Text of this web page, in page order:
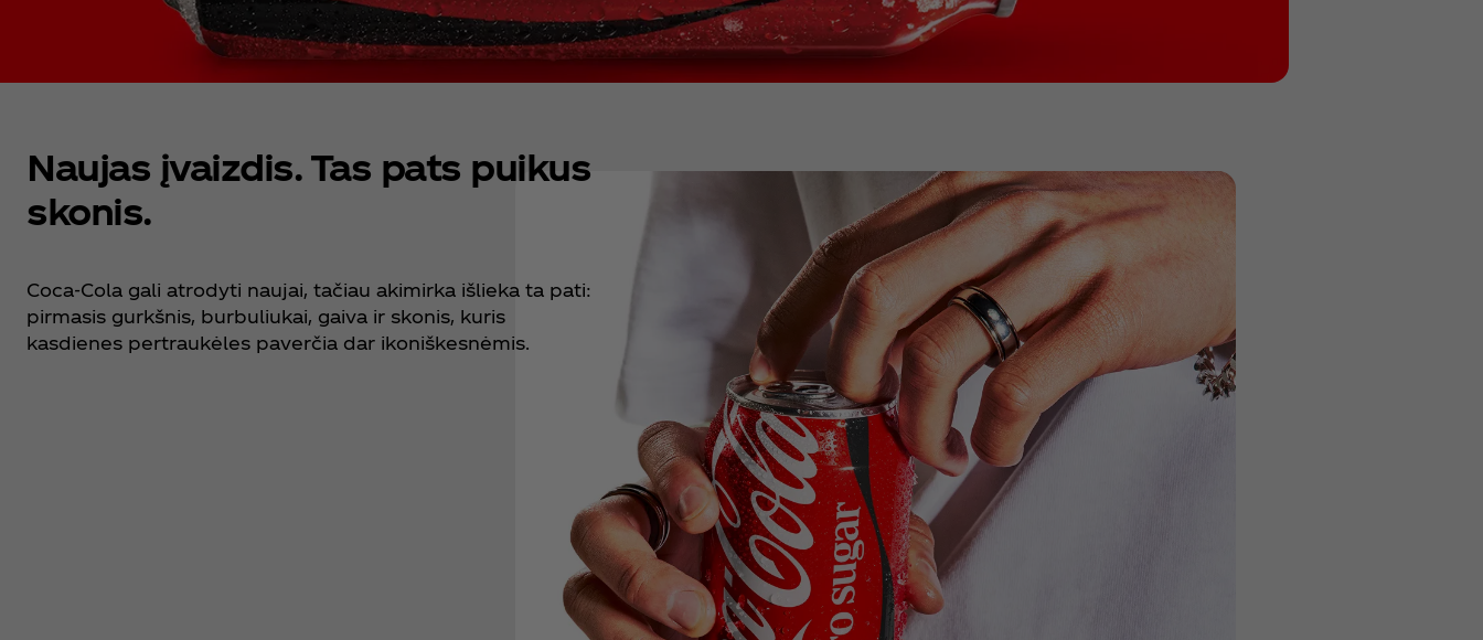
Naujas įvaizdis. Tas pats puikus
skonis.
Coca‑Cola gali atrodyti naujai, tačiau akimirka išlieka ta pati:
pirmasis gurkšnis, burbuliukai, gaiva ir skonis, kuris
kasdienes pertraukėles paverčia dar ikoniškesnėmis.